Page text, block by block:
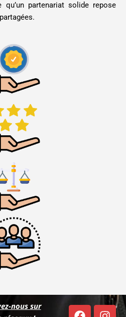
qu’un partenariat solide repose
nous sur